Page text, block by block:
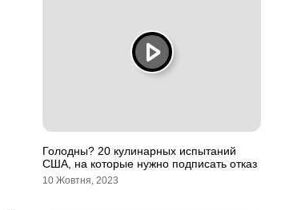
Голодны? 20 кулинарных испытаний
США, на которые нужно подписать отказ
10 Жовтня, 2023